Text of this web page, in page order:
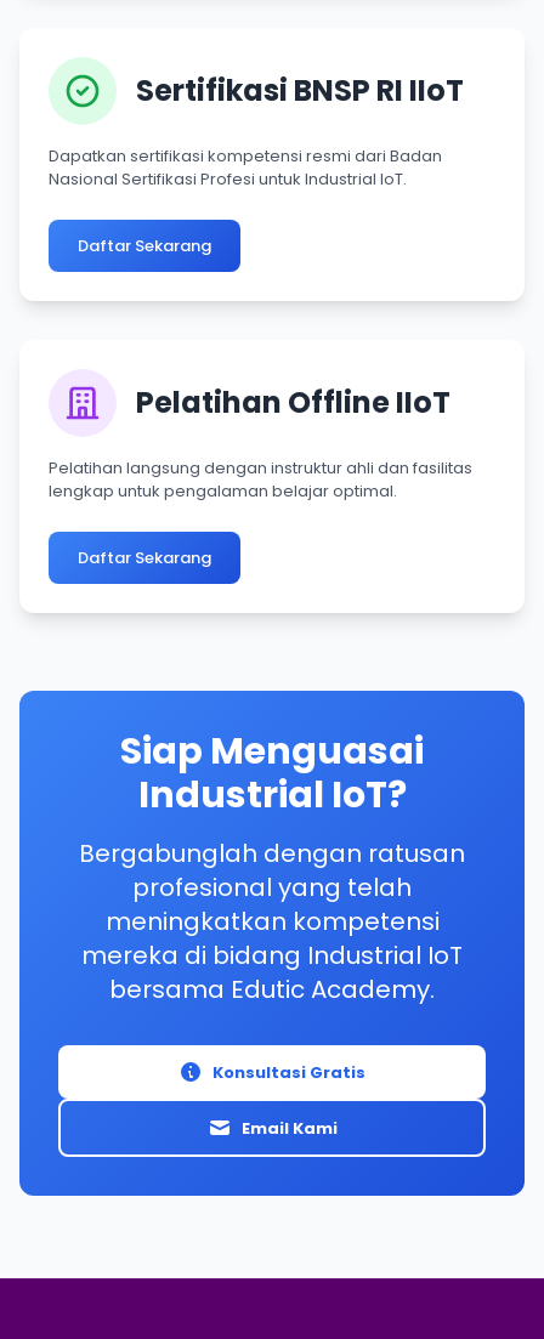
Sertifikasi BNSP RI IIoT
Dapatkan sertifikasi kompetensi resmi dari Badan
Nasional Sertifikasi Profesi untuk Industrial IoT.
Daftar Sekarang
Pelatihan Offline IIoT
Pelatihan langsung dengan instruktur ahli dan fasilitas
lengkap untuk pengalaman belajar optimal.
Daftar Sekarang
Siap Menguasai
Industrial IoT?
Bergabunglah dengan ratusan
profesional yang telah
meningkatkan kompetensi
mereka di bidang Industrial IoT
bersama Edutic Academy.
Konsultasi Gratis
Email Kami